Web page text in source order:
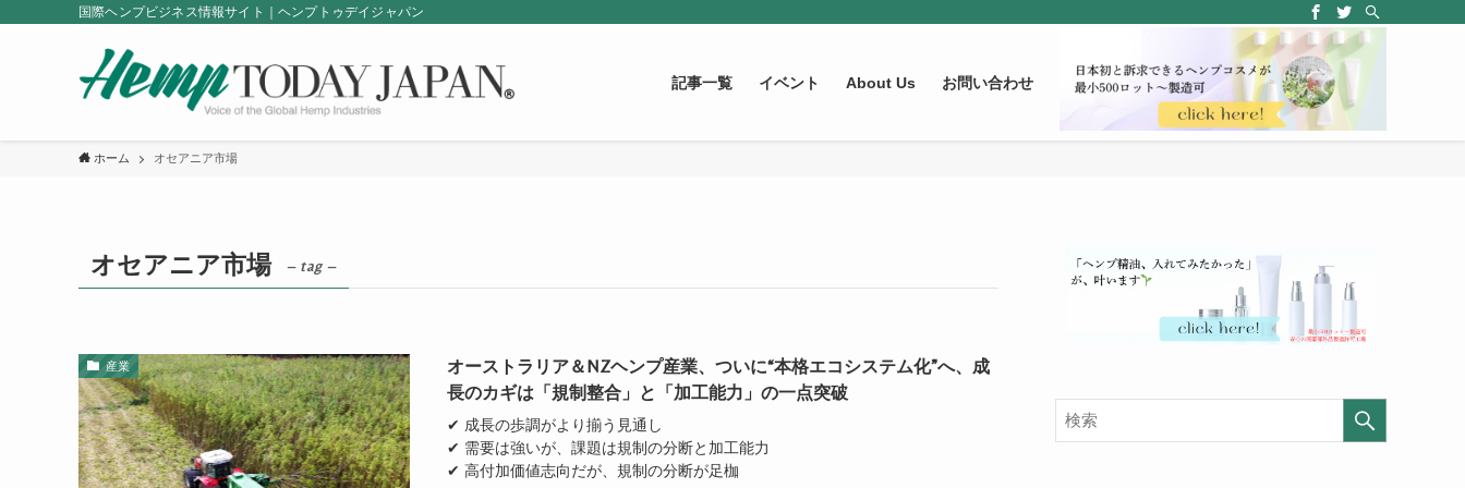
国際ヘンプビジネス情報サイト｜ヘンプトゥデイジャパン
記事一覧 イベント About Us お問い合わせ
ホーム オセアニア市場
オセアニア市場 – tag –
産業
オーストラリア＆NZヘンプ産業、ついに“本格エコシステム化”へ、成
長のカギは「規制整合」と「加工能力」の一点突破
✔ 成長の歩調がより揃う見通し
✔ 需要は強いが、課題は規制の分断と加工能力
✔ 高付加価値志向だが、規制の分断が足枷